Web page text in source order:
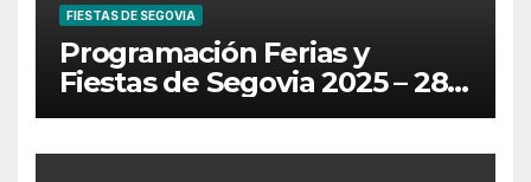
FIESTAS DE SEGOVIA
Programación Ferias y
Fiestas de Segovia 2025 – 28
de Junio